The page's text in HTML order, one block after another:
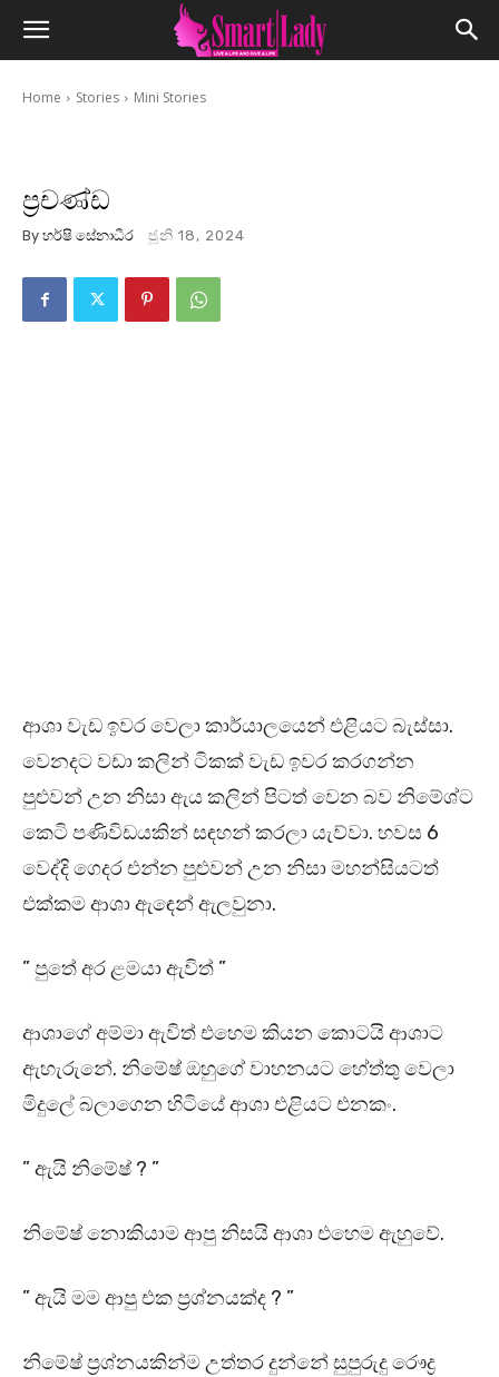
Home Stories Mini Stories
ප්‍රචණ්ඩ
By හර්ෂි සේනාධීර ජූනි 18, 2024
ආශා වැඩ ඉවර වෙලා කාර්යාලයෙන් එළියට බැස්සා.
වෙනදට වඩා කලින් ටිකක් වැඩ ඉවර කරගන්න
පුළුවන් උන නිසා ඇය කලින් පිටත් වෙන බව නිමේශ්ට
කෙටි පණිවිඩයකින් සඳහන් කරලා යැව්වා. හවස 6
වෙද්දි ගෙදර එන්න පුළුවන් උන නිසා මහන්සියටත්
එක්කම ආශා ඇඳෙන් ඇලවුනා.
” පුතේ අර ළමයා ඇවිත් ”
ආශාගේ අම්මා ඇවිත් එහෙම කියන කොටයි ආශාට
ඇහැරුනේ. නිමේෂ් ඔහුගේ වාහනයට හේත්තු වෙලා
මිදුලේ බලාගෙන හිටියේ ආශා එළියට එනකං.
” ඇයි නිමේෂ් ? ”
නිමේෂ් නොකියාම ආපු නිසයි ආශා එහෙම ඇහුවේ.
” ඇයි මම ආපු එක ප්‍රශ්නයක්ද ? ”
නිමේෂ් ප්‍රශ්නයකින්ම උත්තර දුන්නේ සුපුරුදු රෞද්‍ර